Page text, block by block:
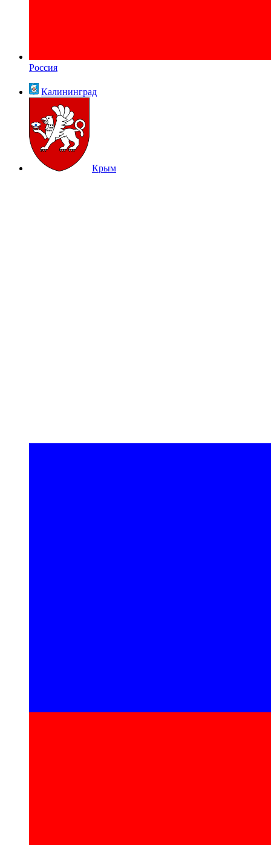
Россия
Калининград
Крым